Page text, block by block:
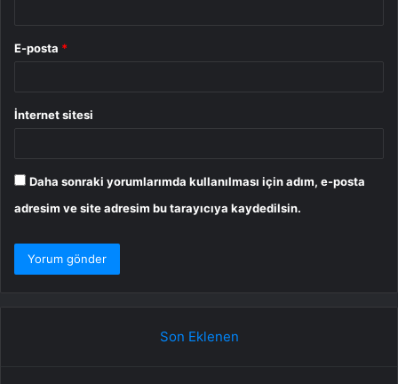
E-posta *
İnternet sitesi
Daha sonraki yorumlarımda kullanılması için adım, e-posta
adresim ve site adresim bu tarayıcıya kaydedilsin.
Son Eklenen